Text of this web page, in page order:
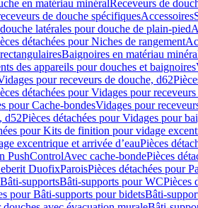
en matériau minéralReceveurs de
de douche spécifiquesAccessoires
latérales pour douche de plain-pied
détachées pour Niches de rangement
Baignoires en matériau
des appareils pour douches et baignoires
pour receveurs de douche, d62
détachées pour Vidages pour
pour Cache-bondesVidages pour
d52Pièces détachées pour Vidages pour
pour Kits de finition pour vidage
excentrique et arrivée d’eauPièces
PushControlAvec cache-bondePièces
DuofixParoisPièces détachées pour
supportsBâti-supports pour WCPièces
pour Bâti-supports pour bidetsBâti-